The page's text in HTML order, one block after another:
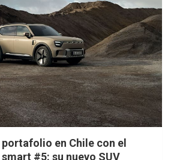
en Chile con el
#5: su nuevo SUV